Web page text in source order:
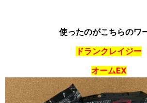
使ったのがこちらのワ
ドランクレイジー
オームEX